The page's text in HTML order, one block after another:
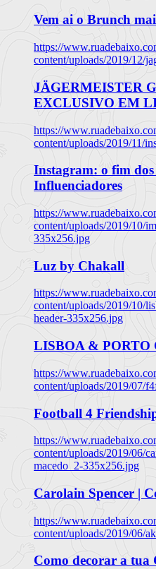
Vem ai o Brunch
https://
content/uploads/2019/12/
JÄGERMEISTER
EXCLUSIVO EM
https://
content/uploads/2019/11/
Instagram: o fim
Influenciadores
https://
content/uploads/2019/10/
335x256.jpg
Luz by Chakall
https://
content/uploads/2019/10/
header-335x256.jpg
LISBOA & PORTO
https://
content/uploads/2019/07/
Football 4
https://
content/uploads/2019/06/
macedo_2-335x256.jpg
Carolain Spencer |
https://
content/uploads/2019/06/
Como decorar a tua